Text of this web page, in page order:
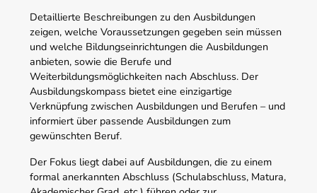
Detaillierte Beschreibungen zu den Ausbildungen
zeigen, welche Voraussetzungen gegeben sein müssen
und welche Bildungseinrichtungen die Ausbildungen
anbieten, sowie die Berufe und
Weiterbildungsmöglichkeiten nach Abschluss. Der
Ausbildungskompass bietet eine einzigartige
Verknüpfung zwischen Ausbildungen und Berufen – und
informiert über passende Ausbildungen zum
gewünschten Beruf.
Der Fokus liegt dabei auf Ausbildungen, die zu einem
formal anerkannten Abschluss (Schulabschluss, Matura,